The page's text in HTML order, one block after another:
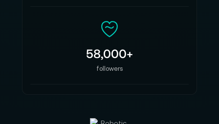
Squeeze-Faktor: 2x
Anzahl der Blendenlamellen: 16
58,000+
followers